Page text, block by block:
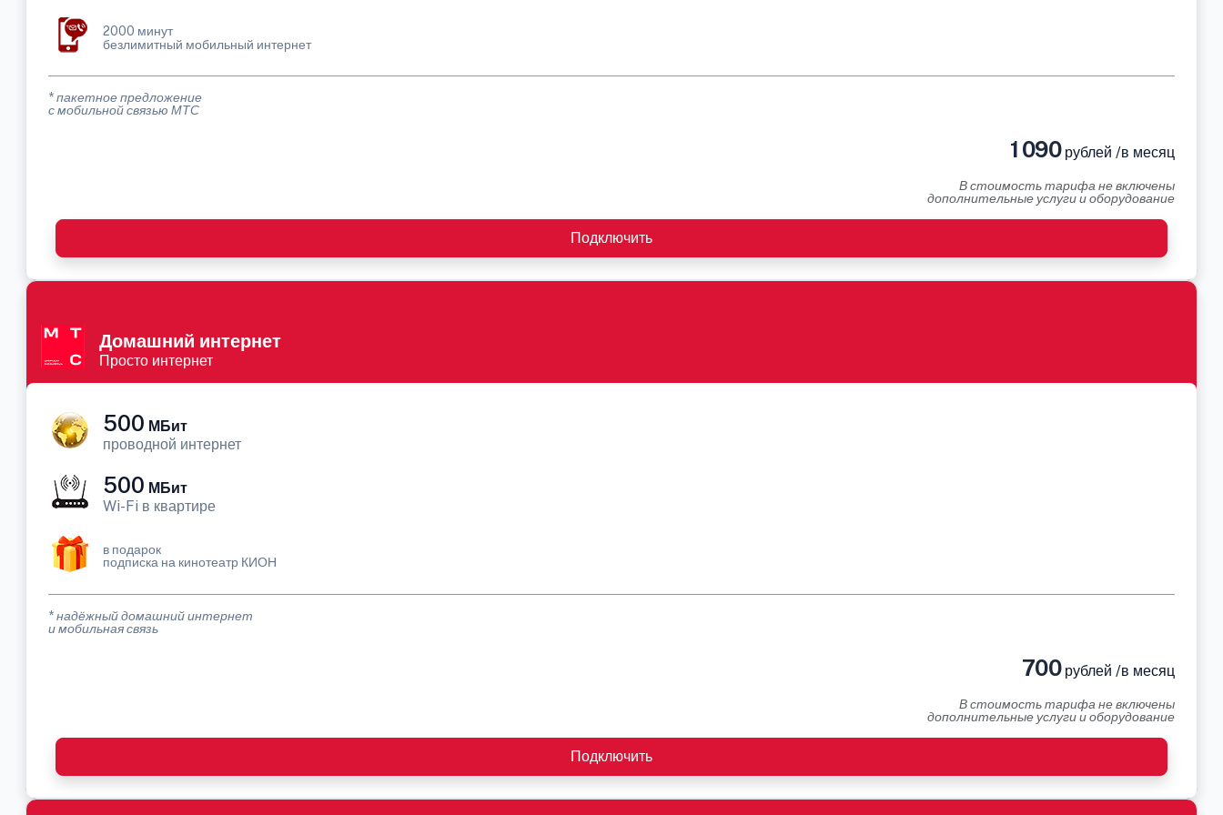
2000 минут
безлимитный мобильный интернет
* пакетное предложение
с мобильной связью МТС
1 090рублей /в месяц
В стоимость тарифа не включены
дополнительные услуги и оборудование
Подключить
Домашний интернет
Просто интернет
500 МБит
проводной интернет
500 МБит
Wi-Fi в квартире
в подарок
подписка на кинотеатр КИОН
* надёжный домашний интернет
и мобильная связь
700рублей /в месяц
В стоимость тарифа не включены
дополнительные услуги и оборудование
Подключить